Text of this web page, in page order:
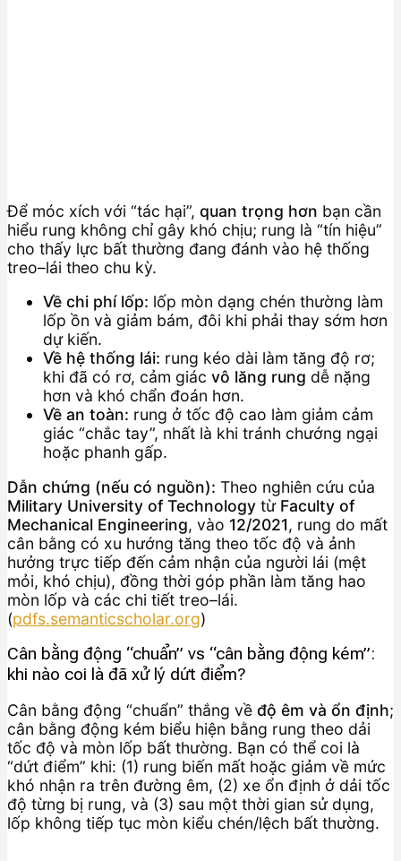
Để móc xích với “tác hại”, quan trọng hơn bạn cần
hiểu rung không chỉ gây khó chịu; rung là “tín hiệu”
cho thấy lực bất thường đang đánh vào hệ thống
treo–lái theo chu kỳ.
Về chi phí lốp: lốp mòn dạng chén thường làm
lốp ồn và giảm bám, đôi khi phải thay sớm hơn
dự kiến.
Về hệ thống lái: rung kéo dài làm tăng độ rơ;
khi đã có rơ, cảm giác vô lăng rung dễ nặng
hơn và khó chẩn đoán hơn.
Về an toàn: rung ở tốc độ cao làm giảm cảm
giác “chắc tay”, nhất là khi tránh chướng ngại
hoặc phanh gấp.
Dẫn chứng (nếu có nguồn): Theo nghiên cứu của
Military University of Technology từ Faculty of
Mechanical Engineering, vào 12/2021, rung do mất
cân bằng có xu hướng tăng theo tốc độ và ảnh
hưởng trực tiếp đến cảm nhận của người lái (mệt
mỏi, khó chịu), đồng thời góp phần làm tăng hao
mòn lốp và các chi tiết treo–lái.
(pdfs.semanticscholar.org)
Cân bằng động “chuẩn” vs “cân bằng động kém”:
khi nào coi là đã xử lý dứt điểm?
Cân bằng động “chuẩn” thắng về độ êm và ổn định;
cân bằng động kém biểu hiện bằng rung theo dải
tốc độ và mòn lốp bất thường. Bạn có thể coi là
“dứt điểm” khi: (1) rung biến mất hoặc giảm về mức
khó nhận ra trên đường êm, (2) xe ổn định ở dải tốc
độ từng bị rung, và (3) sau một thời gian sử dụng,
lốp không tiếp tục mòn kiểu chén/lệch bất thường.